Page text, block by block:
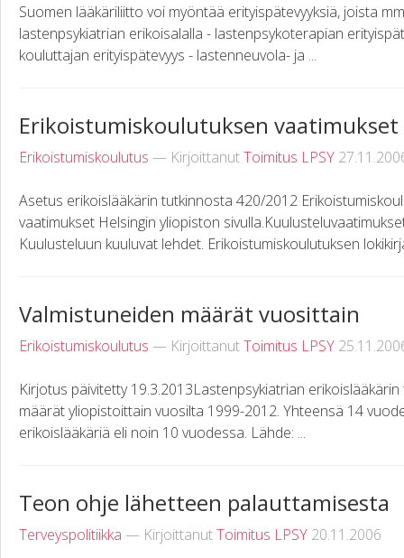
Suomen lääkäriliitto voi myöntää erityispätevyyksiä, joista
lastenpsykiatrian erikoisalalla - lastenpsykoterapian
kouluttajan erityispätevyys - lastenneuvola- ja ...
Erikoistumiskoulutuksen vaatimukset
Erikoistumiskoulutus — KirjoittanutToimitus LPSY
Asetus erikoislääkärin tutkinnosta 420/2012
vaatimukset Helsingin yliopiston
Kuulusteluun kuuluvat lehdet. Erikoistumiskoulutuksen
Valmistuneiden määrät vuosittain
Erikoistumiskoulutus — KirjoittanutToimitus LPSY
Kirjotus päivitetty 19.3.2013Lastenpsykiatrian
määrät yliopistoittain vuosilta 1999-2012. Yhteensä 14
erikoislääkäriä eli noin 10 vuodessa. Lähde: ...
Teon ohje lähetteen palauttamisesta
Terveyspolitiikka — KirjoittanutToimitus LPSY 20.11.2006